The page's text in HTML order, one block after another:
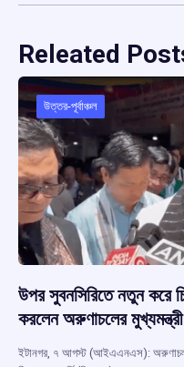
Releated
উত্তর-পূর্বাঞ্চল
উপর সুবনসিরিতে নতুন করে
করলেন অরুণাচলের
ইটানগর, ৭ আগস্ট (আইএএনএস): অরুণাচল